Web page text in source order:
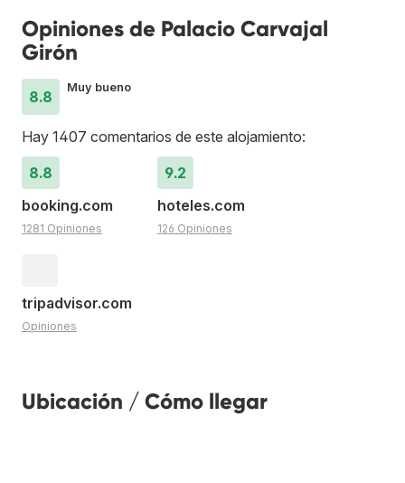
Opiniones de Palacio Carvajal
Girón
8.8
Muy bueno
Hay 1407 comentarios de este alojamiento:
8.8
booking.com
1281 Opiniones
9.2
hoteles.com
126 Opiniones
tripadvisor.com
Opiniones
Ubicación / Cómo llegar